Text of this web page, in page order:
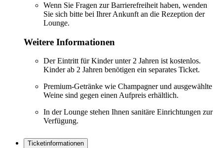
Wenn Sie Fragen zur Barrierefreiheit haben, wenden
Sie sich bitte bei Ihrer Ankunft an die Rezeption der
Lounge.
Weitere Informationen
Der Eintritt für Kinder unter 2 Jahren ist kostenlos.
Kinder ab 2 Jahren benötigen ein separates Ticket.
Premium-Getränke wie Champagner und ausgewählte
Weine sind gegen einen Aufpreis erhältlich.
In der Lounge stehen Ihnen sanitäre Einrichtungen zur
Verfügung.
Ticketinformationen